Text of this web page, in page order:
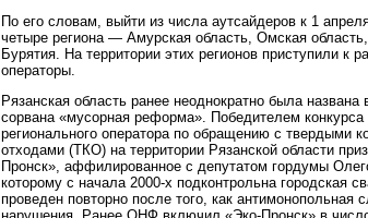
По его словам, выйти из числа аутсайдеров к 1
четыре региона — Амурская область, Омская
Бурятия. На территории этих регионов приступили к
операторы.
Рязанская область ранее неоднократно была названа
сорвана «мусорная реформа». Победителем конкурса
регионального оператора по обращению с твердыми
отходами (ТКО) на территории Рязанской области
Пронск», аффилированное с депутатом гордумы
которому с начала 2000-х подконтрольна городская
проведен повторно после того, как антимонопольная